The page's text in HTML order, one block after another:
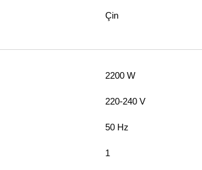
Çin
2200 W
220-240 V
50 Hz
1